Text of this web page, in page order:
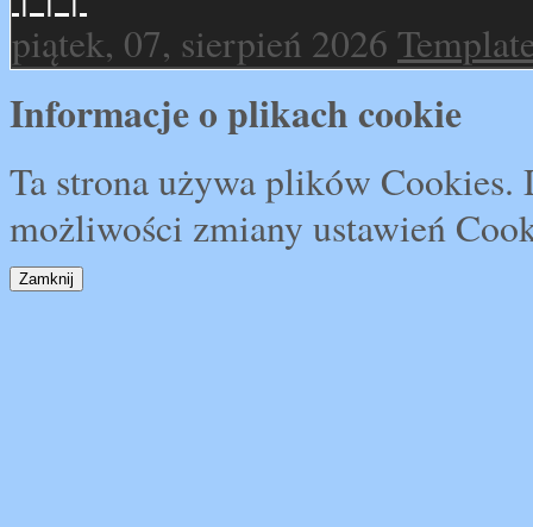
piątek, 07, sierpień 2026
Informacje o plikach cookie
Ta strona używa plików
możliwości zmiany ustawień